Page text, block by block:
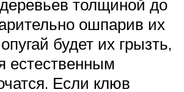
толщиной до
ошпарив их
будет их грызть,
естественным
Если клюв